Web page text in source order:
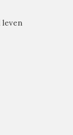
leven